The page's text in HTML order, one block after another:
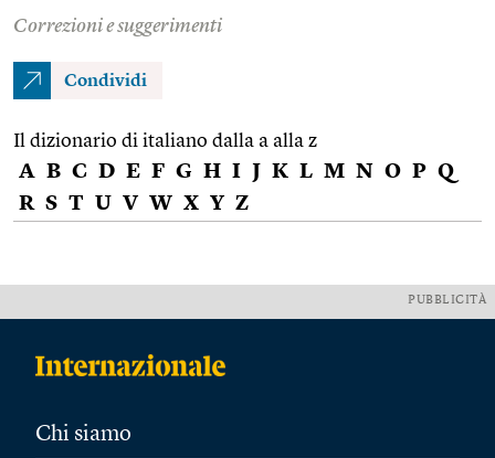
Correzioni e suggerimenti
Condividi
Il dizionario di italiano dalla a alla z
A B C D E F G H I J K L M N O P Q
R S T U V W X Y Z
PUBBLICITÀ
Chi siamo